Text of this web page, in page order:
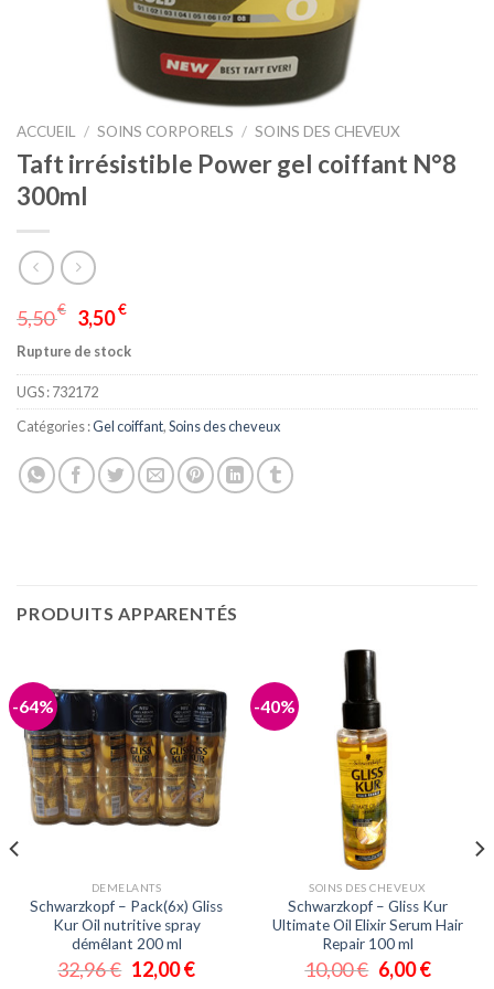
ACCUEIL / SOINS CORPORELS / SOINS DES CHEVEUX
Taft irrésistible Power gel coiffant N°8
300ml
5,50€ 3,50€
Rupture de stock
UGS :732172
Catégories :Gel coiffant,Soins des cheveux
PRODUITS APPARENTÉS
-64%
DEMELANTS
Schwarzkopf – Pack(6x) Gliss
Kur Oil nutritive spray
démêlant 200 ml
32,96€ 12,00€
-40%
SOINS DES CHEVEUX
Schwarzkopf – Gliss Kur
Ultimate Oil Elixir Serum Hair
Repair 100 ml
10,00€ 6,00€